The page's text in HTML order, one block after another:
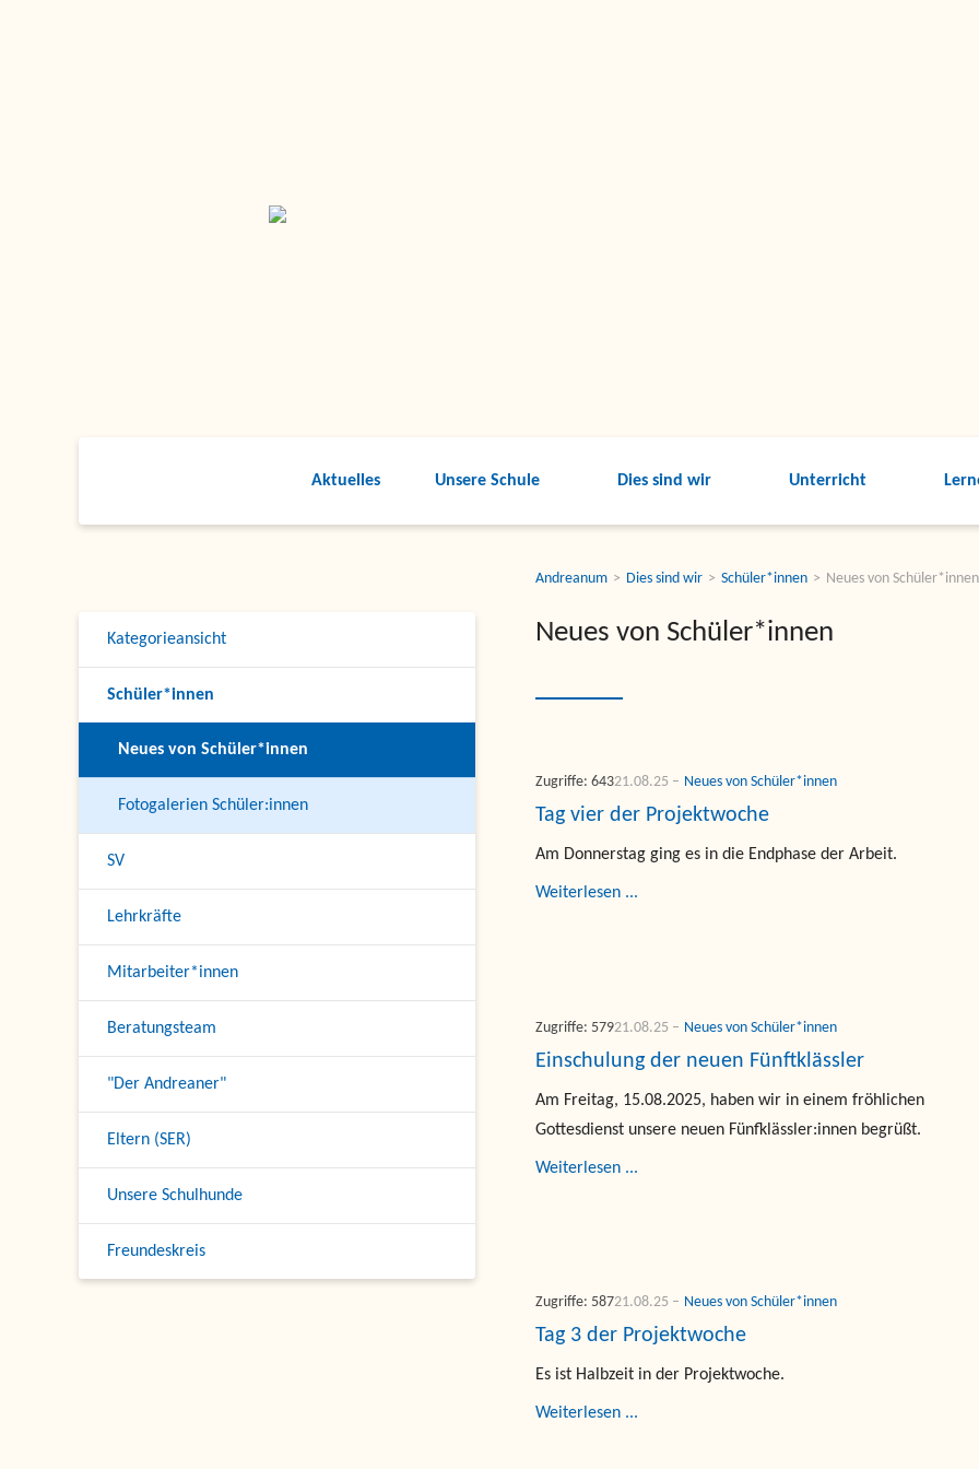
Aktuelles Unsere Schule Dies sind wir Unterricht
Kategorieansicht
Schüler*innen
Neues von Schüler*innen
Fotogalerien Schüler:innen
SV
Lehrkräfte
Mitarbeiter*innen
Beratungsteam
"Der Andreaner"
Eltern (SER)
Unsere Schulhunde
Freundeskreis
Andreanum Dies sind wir Schüler*innen Neues von Schüler*innen
Neues von Schüler*innen
Tag vier der Projektwoche
Am Donnerstag ging es in die Endphase der Arbeit.
Neues von Schüler*innen
21.08.25
Zugriffe: 643
Weiterlesen ...
Einschulung der neuen Fünftklässler
Am Freitag, 15.08.2025, haben wir in einem fröhlichen
Gottesdienst unsere neuen Fünfklässler:innen begrüßt.
Neues von Schüler*innen
21.08.25
Zugriffe: 579
Weiterlesen ...
Tag 3 der Projektwoche
Es ist Halbzeit in der Projektwoche.
Neues von Schüler*innen
21.08.25
Zugriffe: 587
Weiterlesen ...